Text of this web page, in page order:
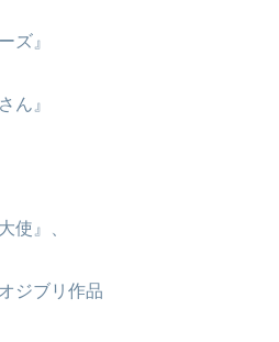
ズ』
ん』
使』、
ジブリ作品